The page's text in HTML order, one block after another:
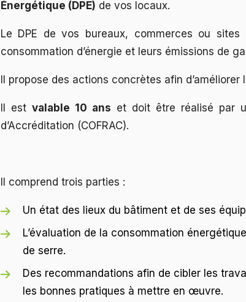
Énergétique (DPE) de vos locaux.
Le DPE de vos bureaux, commerces ou
consommation d’énergie et leurs émissions de
Il propose des actions concrètes afin
Il est valable 10 ans et doit être réalisé par
d’Accréditation (COFRAC).
Il comprend trois parties :
Un état des lieux du bâtiment et de ses
L’évaluation de la consommation
de serre.
Des recommandations afin de cibler les
les bonnes pratiques à mettre en œuvre.